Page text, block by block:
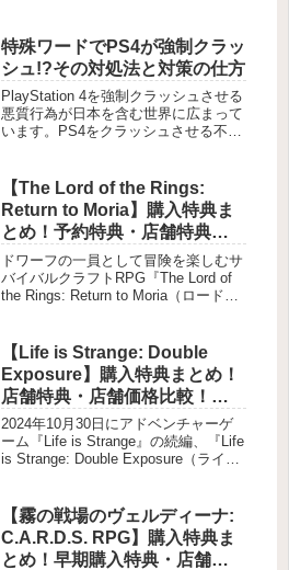
（パッケージ版価格を比較）を紹介し
て...
特殊ワードでPS4が強制クラッ
シュ!?その対処法と対策の仕方
PlayStation 4を強制クラッシュさせる
悪質行為が日本を含む世界に広まって
います。PS4をクラッシュさせる不具
でクラッシュしてしまうのです。とっ
ても恐ろしいことにな...
【The Lord of the Rings:
Return to Moria】購入特典ま
とめ！予約特典・店舗特典・
最安値価格はどこ？
ドワーフの一員として冒険を楽しむサ
バイバルクラフトRPG『The Lord of
the Rings: Return to Moria（ロード・
に発売されます。この...
【Life is Strange: Double
Exposure】購入特典まとめ！
店舗特典・店舗価格比較！ラ
イフ イズ ストレンジ ダブルエ
クスポージャー
2024年10月30日にアドベンチャーゲ
ーム『Life is Strange』の続編、『Life
is Strange: Double Exposure（ライフ
では、エデ...
【霧の戦場のヴェルディーナ:
C.A.R.D.S. RPG】購入特典ま
とめ！早期購入特典・店舗特